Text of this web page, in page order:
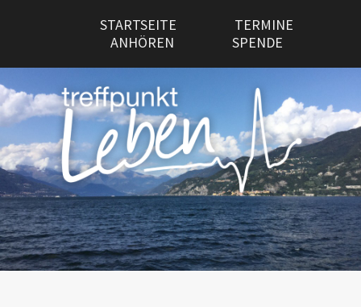
STARTSEITE
TERMINE
ANHÖREN
SPENDE